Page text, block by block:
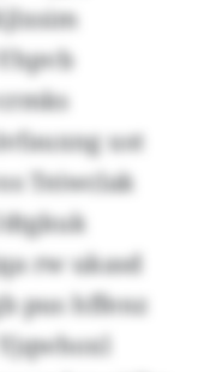
ust
Teiwclak
rw ukasd
pus hffenz